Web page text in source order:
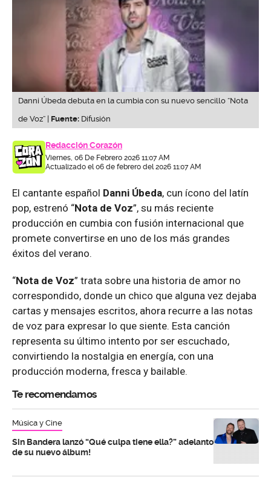
Danni Úbeda debuta en la cumbia con su nuevo sencillo “Nota
de Voz” | Fuente: Difusión
Redacción Corazón
Viernes, 06 De Febrero 2026 11:07 AM
Actualizado el 06 de febrero del 2026 11:07 AM
El cantante español Danni Úbeda, cun ícono del latín
pop, estrenó “Nota de Voz”, su más reciente
producción en cumbia con fusión internacional que
promete convertirse en uno de los más grandes
éxitos del verano.
“Nota de Voz” trata sobre una historia de amor no
correspondido, donde un chico que alguna vez dejaba
cartas y mensajes escritos, ahora recurre a las notas
de voz para expresar lo que siente. Esta canción
representa su último intento por ser escuchado,
convirtiendo la nostalgia en energía, con una
producción moderna, fresca y bailable.
Te recomendamos
Música y Cine
Sin Bandera lanzó “Qué culpa tiene ella?” adelanto
de su nuevo álbum!